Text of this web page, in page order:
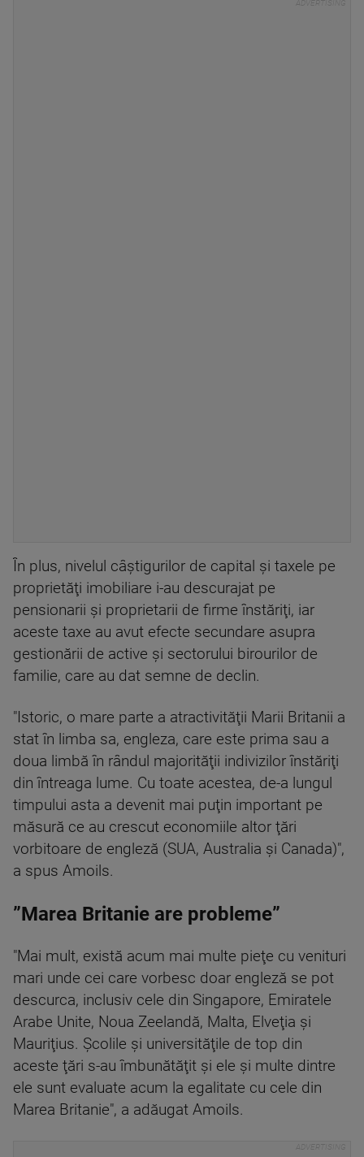
În plus, nivelul câştigurilor de capital şi taxele pe
proprietăţi imobiliare i-au descurajat pe
pensionarii şi proprietarii de firme înstăriţi, iar
aceste taxe au avut efecte secundare asupra
gestionării de active şi sectorului birourilor de
familie, care au dat semne de declin.
"Istoric, o mare parte a atractivităţii Marii Britanii a
stat în limba sa, engleza, care este prima sau a
doua limbă în rândul majorităţii indivizilor înstăriţi
din întreaga lume. Cu toate acestea, de-a lungul
timpului asta a devenit mai puţin important pe
măsură ce au crescut economiile altor ţări
vorbitoare de engleză (SUA, Australia şi Canada)",
a spus Amoils.
”Marea Britanie are probleme”
"Mai mult, există acum mai multe pieţe cu venituri
mari unde cei care vorbesc doar engleză se pot
descurca, inclusiv cele din Singapore, Emiratele
Arabe Unite, Noua Zeelandă, Malta, Elveţia şi
Mauriţius. Şcolile şi universităţile de top din
aceste ţări s-au îmbunătăţit şi ele şi multe dintre
ele sunt evaluate acum la egalitate cu cele din
Marea Britanie", a adăugat Amoils.